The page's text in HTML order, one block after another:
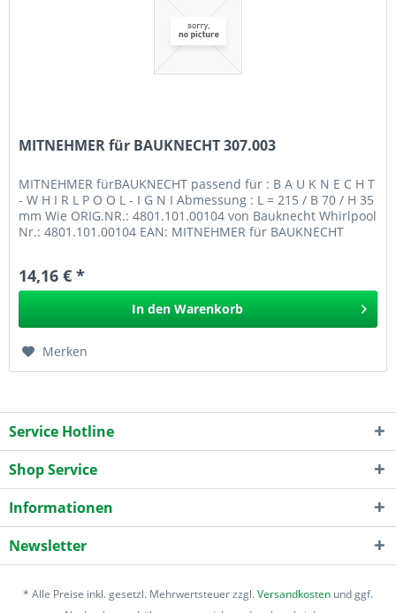
MITNEHMER für BAUKNECHT 307.003
MITNEHMER fürBAUKNECHT passend für : B A U K N E C H T
- W H I R L P O O L - I G N I Abmessung : L = 215 / B 70 / H 35
mm Wie ORIG.NR.: 4801.101.00104 von Bauknecht Whirlpool
Nr.: 4801.101.00104 EAN: MITNEHMER für BAUKNECHT
14,16 € *
In den Warenkorb
Merken
Service Hotline
Shop Service
Informationen
Newsletter
* Alle Preise inkl. gesetzl. Mehrwertsteuer zzgl.Versandkosten und ggf.